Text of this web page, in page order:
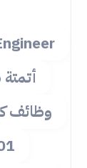
وظائف